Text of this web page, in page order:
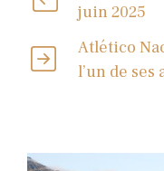
juin 2025
Atlético
l’un de